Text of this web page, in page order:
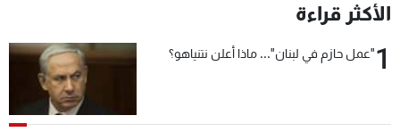
الأكثر قراءة
1"عمل حازم في لبنان"... ماذا أعلن نتنياهو؟عن MTV
الإنـتـاج
وظائف